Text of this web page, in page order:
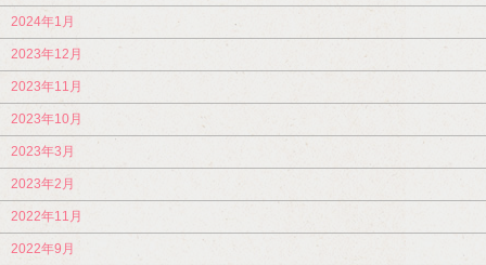
2024年1月
2023年12月
2023年11月
2023年10月
2023年3月
2023年2月
2022年11月
2022年9月